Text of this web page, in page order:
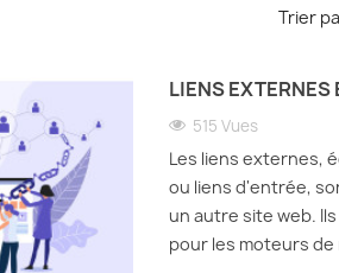
RECOMMANDATION
POUR UN HÉBERGEMENT
WEB
Trier
LIENS EXTERNES
515 Vues
Les liens externes,
ou liens d'entrée,
un autre site web.
pour les moteurs de